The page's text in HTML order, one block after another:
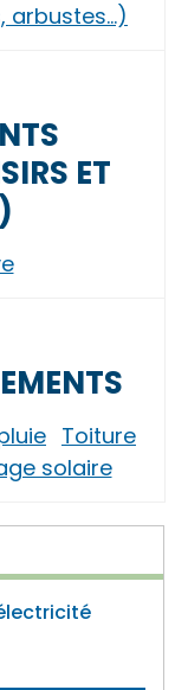
arbustes…)
ET
Toiture
solaire